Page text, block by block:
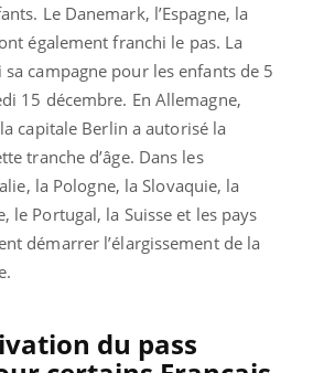
Le Danemark, l’Espagne, la
également franchi le pas. La
sa campagne pour les enfants de 5
15 décembre. En Allemagne,
capitale Berlin a autorisé la
tranche d’âge. Dans les
la Pologne, la Slovaquie, la
le Portugal, la Suisse et les pays
démarrer l’élargissement de la
du pass